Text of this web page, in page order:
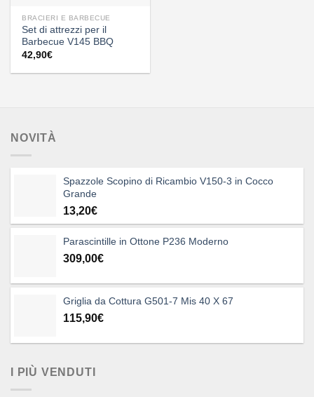
BRACIERI E BARBECUE
Set di attrezzi per il
Barbecue V145 BBQ
42,90€
NOVITÀ
Spazzole Scopino di Ricambio V150-3 in Cocco
Grande
13,20€
Parascintille in Ottone P236 Moderno
309,00€
Griglia da Cottura G501-7 Mis 40 X 67
115,90€
I PIÙ VENDUTI